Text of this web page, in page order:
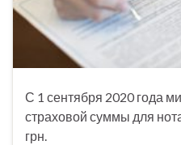
С 1 сентября 2020 года
страховой суммы для
грн.